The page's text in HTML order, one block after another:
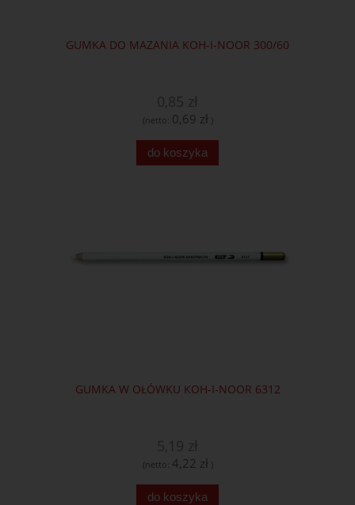
GUMKA DO MAZANIA KOH-I-NOOR 300/60
(netto: 0,69 zł )
do koszyka
GUMKA W OŁÓWKU KOH-I-NOOR 6312
(netto: 4,22 zł )
do koszyka